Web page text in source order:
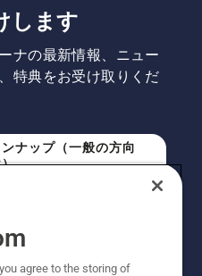
します
ナの最新情報、ニュー
特典をお受け取りくだ
ナップ（一般の方向
アップ（プロの方向
）
agree to the storing of